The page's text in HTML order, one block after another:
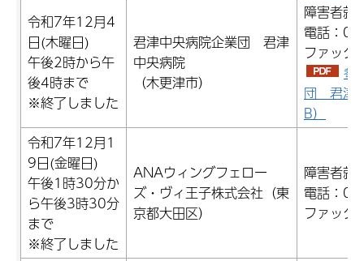
令和7年12月4
日(木曜日)
午後2時から午
後4時まで
※終了しました
君津中央病院企業団 君津
中央病院
（木更津市）
障害者就
電話：
ファッ
参
団 君津
B）
令和7年12月1
9日(金曜日)
午後1時30分か
ら午後3時30分
まで
※終了しました
ANAウィングフェロー
ズ・ヴィ王子株式会社（東
京都大田区）
障害者就
電話：
ファッ